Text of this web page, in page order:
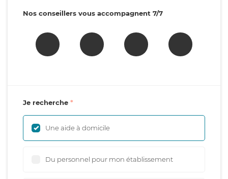
Nos conseillers vous accompagnent 7/7
Je recherche
Une aide à domicile
Du personnel pour mon établissement